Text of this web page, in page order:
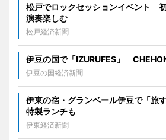
松戸でロックセッションイベント
演奏楽しむ
松戸経済新聞
伊豆の国で「IZURUFES」
伊豆の国経済新聞
伊東の宿・グランベール伊豆で「旅
特製ランチも
伊東経済新聞